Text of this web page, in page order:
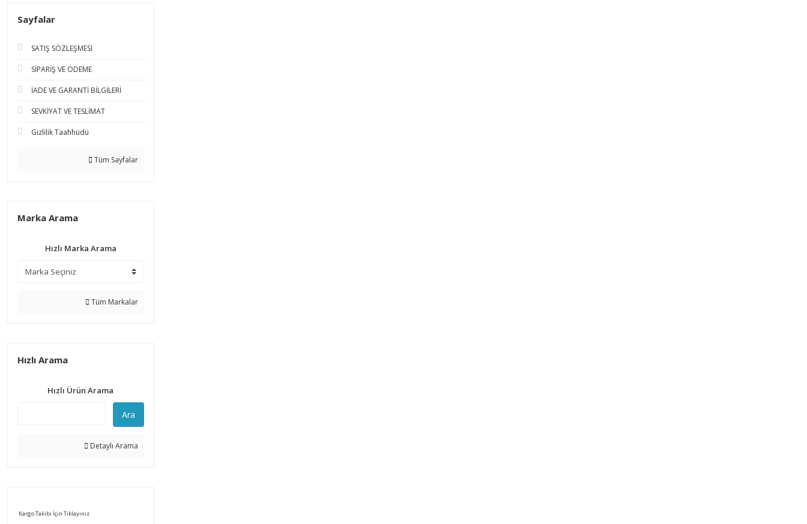
Sayfalar
SATIŞ SÖZLEŞMESİ
SİPARİŞ VE ÖDEME
İADE VE GARANTİ BİLGİLERİ
SEVKİYAT VE TESLİMAT
Gizlilik Taahhüdü
Tüm Sayfalar
Marka Arama
Hızlı Marka Arama
Tüm Markalar
Hızlı Arama
Hızlı Ürün Arama
Ara
Detaylı Arama
Kargo Takibi İçin Tıklayınız